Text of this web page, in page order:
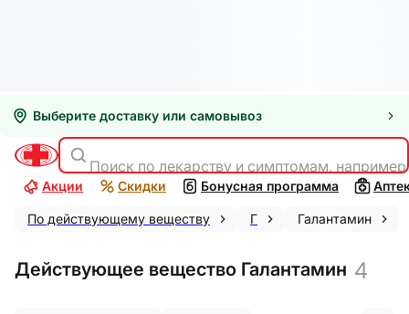
Выберите доставку или самовывоз
Поиск по лекарству и симптомам,
Акции Скидки Бонусная программа
По действующему веществу Г Галантамин
Действующее вещество Галантамин 4